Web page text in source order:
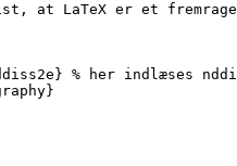
at LaTeX er et
% her indlæses